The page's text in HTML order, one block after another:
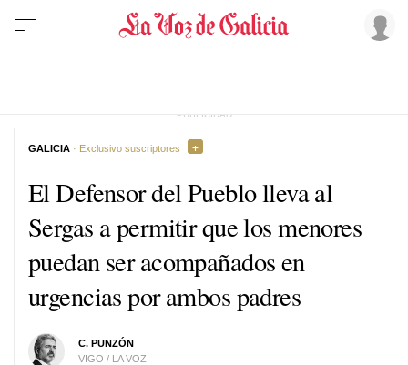
El Defensor del Pueblo lleva al
Sergas a permitir que los menores
puedan ser acompañados en
urgencias por ambos padres
C. PUNZÓN
VIGO / LA VOZ
GALICIA · Exclusivo suscriptores